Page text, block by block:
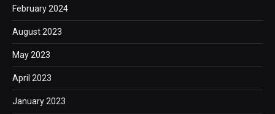
February 2024
August 2023
May 2023
April 2023
January 2023